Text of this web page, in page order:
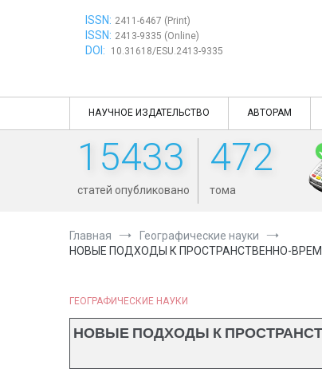
ISSN: 2411-6467 (Print)
ISSN: 2413-9335 (Online)
DOI: 10.31618/ESU.2413-9335
НАУЧНОЕ ИЗДАТЕЛЬСТВО АВТОРАМ
15433
статей опубликовано
472
тома
Главная
Географические науки
НОВЫЕ ПОДХОДЫ К ПРОСТРАНСТВЕННО-
ГЕОГРАФИЧЕСКИЕ НАУКИ
НОВЫЕ ПОДХОДЫ К